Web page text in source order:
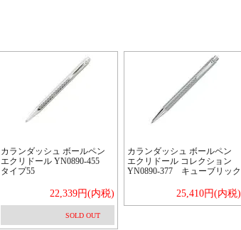
カランダッシュ ボールペン
エクリドール YN0890-455
タイプ55
22,339円(内税)
SOLD OUT
カランダッシュ ボールペン
エクリドール コレクション
YN0890-377 キューブリック
25,410円(内税)